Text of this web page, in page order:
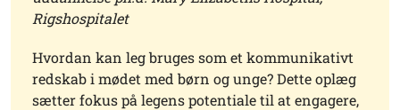
Rigshospitalet
Hvordan kan leg bruges som et kommunikativt
redskab i mødet med børn og unge? Dette oplæg
sætter fokus på legens potentiale til at engagere,